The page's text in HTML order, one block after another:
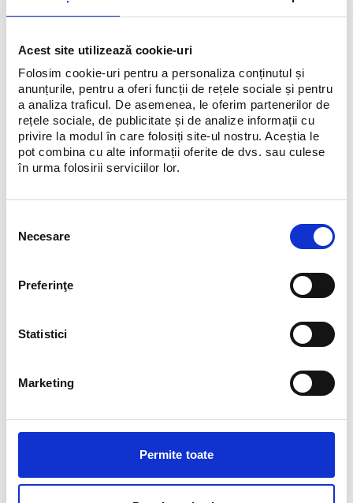
Acest site utilizează cookie-uri
Folosim cookie-uri pentru a personaliza conținutul și
anunțurile, pentru a oferi funcții de rețele sociale și pentru
a analiza traficul. De asemenea, le oferim partenerilor de
rețele sociale, de publicitate și de analize informații cu
privire la modul în care folosiți site-ul nostru. Aceștia le
pot combina cu alte informații oferite de dvs. sau culese
în urma folosirii serviciilor lor.
consimțământului
Necesare
Preferinţe
Statistici
Marketing
Permite toate
31.08.2026: profitați de -50% la o selectie de articole.